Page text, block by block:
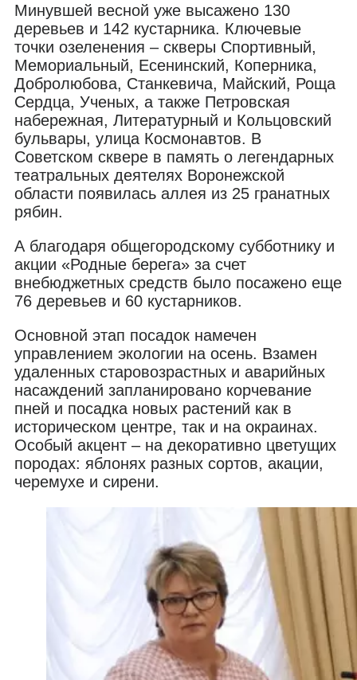
Минувшей весной уже высажено 130
деревьев и 142 кустарника. Ключевые
точки озеленения – скверы Спортивный,
Мемориальный, Есенинский, Коперника,
Добролюбова, Станкевича, Майский, Роща
Сердца, Ученых, а также Петровская
набережная, Литературный и Кольцовский
бульвары, улица Космонавтов. В
Советском сквере в память о легендарных
театральных деятелях Воронежской
области появилась аллея из 25 гранатных
рябин.
А благодаря общегородскому субботнику и
акции «Родные берега» за счет
внебюджетных средств было посажено еще
76 деревьев и 60 кустарников.
Основной этап посадок намечен
управлением экологии на осень. Взамен
удаленных старовозрастных и аварийных
насаждений запланировано корчевание
пней и посадка новых растений как в
историческом центре, так и на окраинах.
Особый акцент – на декоративно цветущих
породах: яблонях разных сортов, акации,
черемухе и сирени.